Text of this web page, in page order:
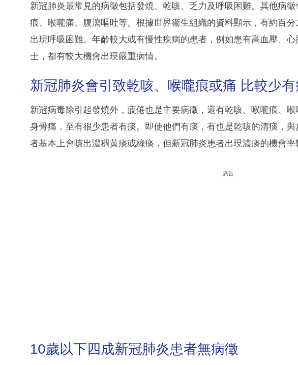
新冠肺炎最常見的病徵包括發燒、乾咳、乏力及呼吸困難。其他病
痕、喉嚨痛、腹瀉嘔吐等。根據世界衞生組織的資料顯示，有約百
出現呼吸困難。年齡較大或有慢性疾病的患者，例如患有高血壓、
士，都有較大機會出現嚴重病情。
新冠肺炎會引致乾咳、喉嚨痕或痛 比較少有
新冠病毒除引起發燒外，疲倦也是主要病徵，還有乾咳、喉嚨痕、
身骨痛，至有很少患者有痰。即使他們有痰，有也是乾咳的清痰，
者基本上會咳出濃稠黃痰或綠痰，但新冠肺炎患者出現濃痰的機會率
廣告
10歲以下四成新冠肺炎患者無病徵